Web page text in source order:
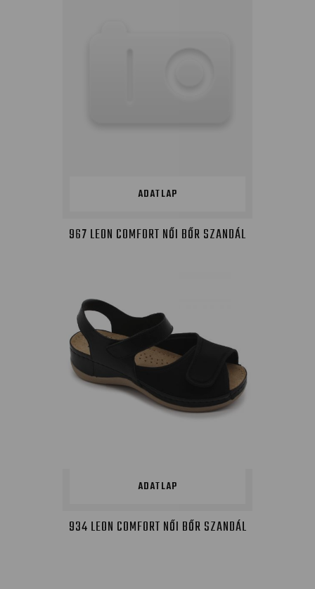
ADATLAP
967 LEON COMFORT NŐI BŐR SZANDÁL
ADATLAP
934 LEON COMFORT NŐI BŐR SZANDÁL